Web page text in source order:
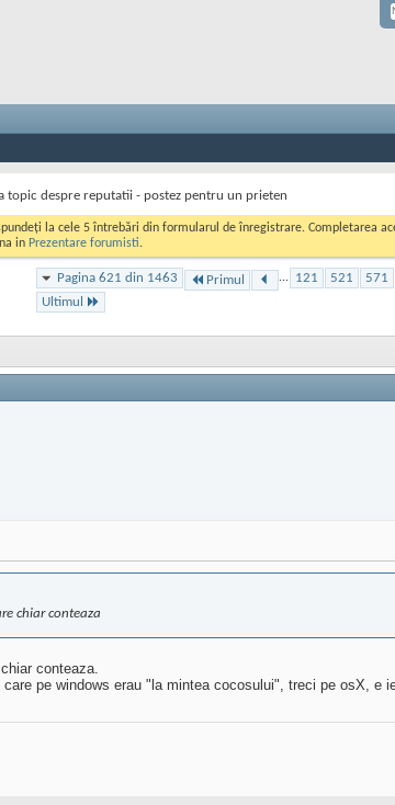
topic despre reputatii - postez pentru un prieten
la cele 5 întrebări din formularul de înregistrare. Completarea
in Prezentare forumisti.
Pagina 621 din 1463 Primul ... 121 521 571
Ultimul
chiar conteaza
conteaza.
pe windows erau "la mintea cocosului", treci pe osX, e